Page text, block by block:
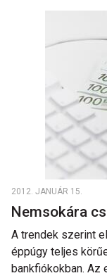
2012. JANUÁR 15.
Nemsokára
A trendek szerint
éppúgy teljes
bankfiókokban.